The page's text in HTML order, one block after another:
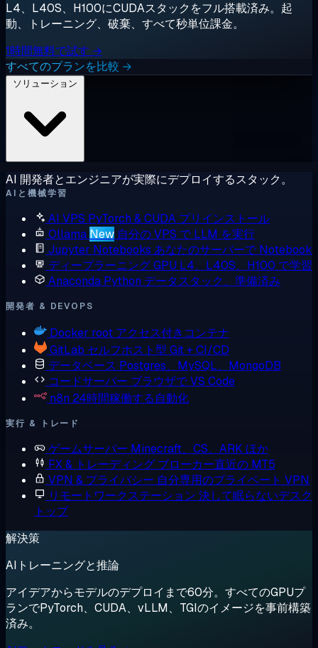
L4、L40S、H100にCUDAスタックをフル搭載済み。起
動、トレーニング、破棄、すべて秒単位課金。
1時間無料で試す →
すべてのプランを比較 →
AI 開発者とエンジニアが実際にデプロイするスタック。
AIと機械学習
AI VPS PyTorch & CUDA プリインストール
Ollama New 自分の VPS で LLM を実行
Jupyter Notebooks あなたのサーバーで Notebook
ディープラーニング GPU L4、L40S、H100 で学習
Anaconda Python データスタック、準備済み
開発者 & DEVOPS
Docker root アクセス付きコンテナ
GitLab セルフホスト型 Git + CI/CD
データベース Postgres、MySQL、MongoDB
コードサーバー ブラウザで VS Code
n8n 24時間稼働する自動化
実行 & トレード
ゲームサーバー Minecraft、CS、ARK ほか
FX & トレーディング ブローカー直近の MT5
VPN & プライバシー 自分専用のプライベート VPN
リモートワークステーション 決して眠らないデスク
トップ
解決策
AIトレーニングと推論
アイデアからモデルのデプロイまで60分。すべてのGPUプ
ランでPyTorch、CUDA、vLLM、TGIのイメージを事前構築
済み。